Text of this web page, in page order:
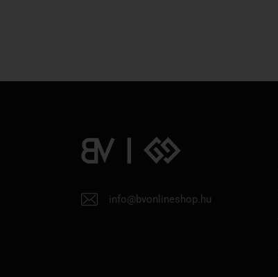
info@bvonlineshop.hu